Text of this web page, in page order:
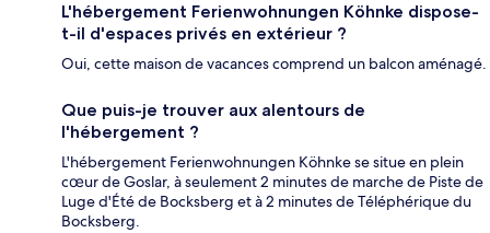
L'hébergement Ferienwohnungen Köhnke dispose-
t-il d'espaces privés en extérieur ?
Oui, cette maison de vacances comprend un balcon aménagé.
Que puis-je trouver aux alentours de
l'hébergement ?
L'hébergement Ferienwohnungen Köhnke se situe en plein
cœur de Goslar, à seulement 2 minutes de marche de Piste de
Luge d'Été de Bocksberg et à 2 minutes de Téléphérique du
Bocksberg.